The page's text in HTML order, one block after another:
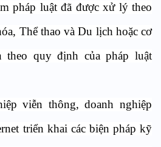
pháp luật đã được xử lý theo
Thể thao và Du lịch hoặc cơ
theo quy định của pháp luật
viễn thông, doanh nghiệp
triển khai các biện pháp kỹ